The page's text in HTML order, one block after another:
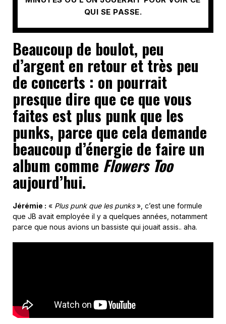
QUI SE PASSE.
Beaucoup de boulot, peu
d’argent en retour et très peu
de concerts : on pourrait
presque dire que ce que vous
faites est plus punk que les
punks, parce que cela demande
beaucoup d’énergie de faire un
album comme Flowers Too
aujourd’hui.
Jérémie : « Plus punk que les punks», c’est une formule
que JB avait employée il y a quelques années, notamment
parce que nous avions un bassiste qui jouait assis.. aha.